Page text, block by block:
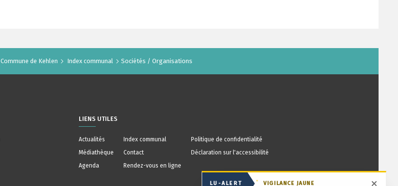
LU-ALERT VIGILANCE JAUNE
Commune de Kehlen Index communal Sociétés / Organisations
LIENS UTILES
Actualités
Médiathèque
Agenda
Index communal
Contact
Rendez-vous en ligne
Politique de confidentialité
Déclaration sur l'accessibilité